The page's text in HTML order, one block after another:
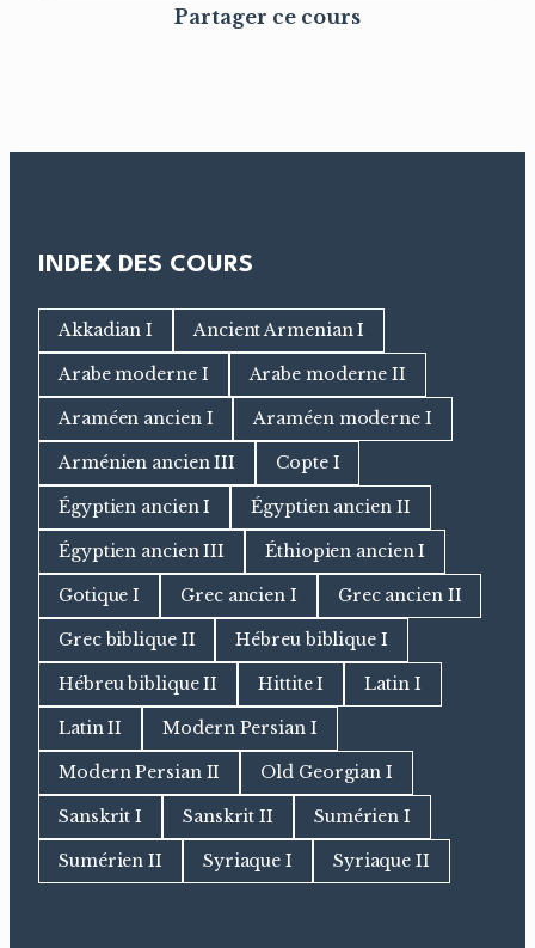
Partager ce cours
INDEX DES COURS
Akkadian I Ancient Armenian I
Arabe moderne I Arabe moderne II
Araméen ancien I Araméen moderne I
Arménien ancien III Copte I
Égyptien ancien I Égyptien ancien II
Égyptien ancien III Éthiopien ancien I
Gotique I Grec ancien I Grec ancien II
Grec biblique II Hébreu biblique I
Hébreu biblique II Hittite I Latin I
Latin II Modern Persian I
Modern Persian II Old Georgian I
Sanskrit I Sanskrit II Sumérien I
Sumérien II Syriaque I Syriaque II